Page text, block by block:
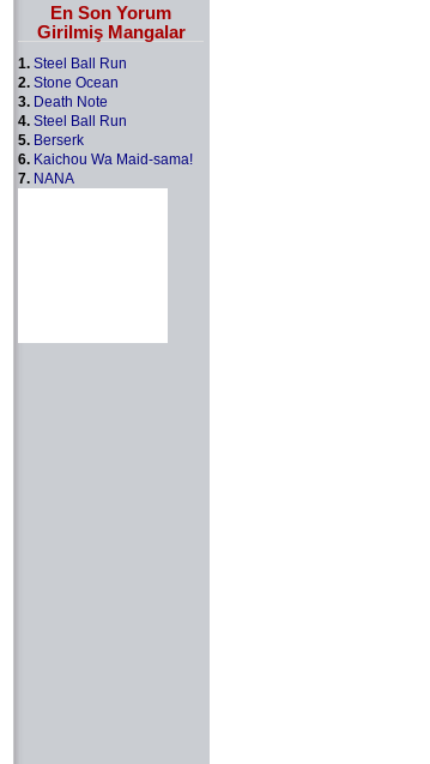
En Son Yorum
Girilmiş Mangalar
1. Steel Ball Run
2. Stone Ocean
3. Death Note
4. Steel Ball Run
5. Berserk
6. Kaichou Wa Maid-sama!
7. NANA